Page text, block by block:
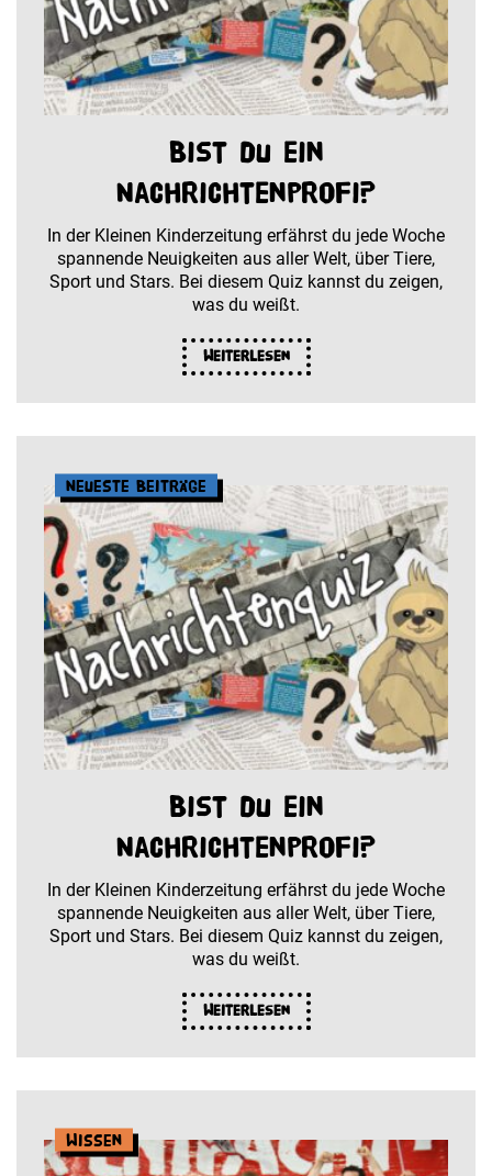
Bist du ein
Nachrichtenprofi?
In der Kleinen Kinderzeitung erfährst du jede Woche
spannende Neuigkeiten aus aller Welt, über Tiere,
Sport und Stars. Bei diesem Quiz kannst du zeigen,
was du weißt.
Weiterlesen
Neueste Beiträge
Bist du ein
Nachrichtenprofi?
In der Kleinen Kinderzeitung erfährst du jede Woche
spannende Neuigkeiten aus aller Welt, über Tiere,
Sport und Stars. Bei diesem Quiz kannst du zeigen,
was du weißt.
Weiterlesen
Wissen